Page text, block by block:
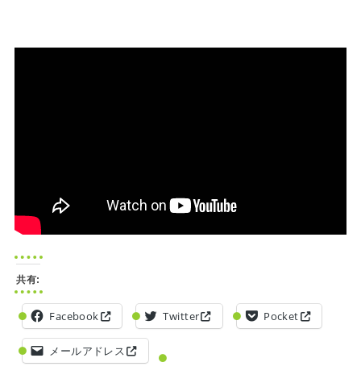
共有:
Facebook Twitter Pocket
メールアドレス